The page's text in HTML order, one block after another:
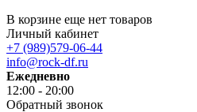
В корзине еще нет товаров
Личный кабинет
+7 (989)579-06-44
info@rock-df.ru
Ежедневно
12:00 - 20:00
Обратный звонок